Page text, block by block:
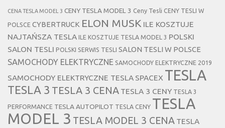
CENA TESLA MODEL 3 CENY TESLA MODEL 3 Ceny Tesli CENY TESLI W
POLSCE CYBERTRUCK ELON MUSK ILE KOSZTUJE
NAJTAŃSZA TESLA ILE KOSZTUJE TESLA MODEL 3 POLSKI
SALON TESLI POLSKI SERWIS TESLI SALON TESLI W POLSCE
SAMOCHODY ELEKTRYCZNE SAMOCHODY ELEKTRYCZNE 2019
SAMOCHODY ELEKTRYCZNE TESLA SPACEX TESLA
TESLA 3 TESLA 3 CENA TESLA 3 CENY TESLA 3
PERFORMANCE TESLA AUTOPILOT TESLA CENY TESLA
MODEL 3 TESLA MODEL 3 CENA TESLA